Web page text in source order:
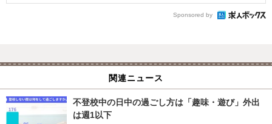
Sponsored by
関連ニュース
不登校中の日中の過ごし方は「趣味・遊び」外出
は週1以下